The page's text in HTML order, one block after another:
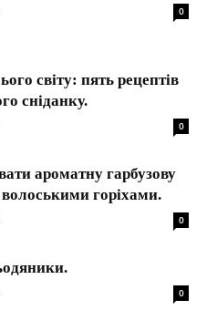
0
світу: пять рецептів
сніданку.
0
ароматну гарбузову
горіхами.
0
0